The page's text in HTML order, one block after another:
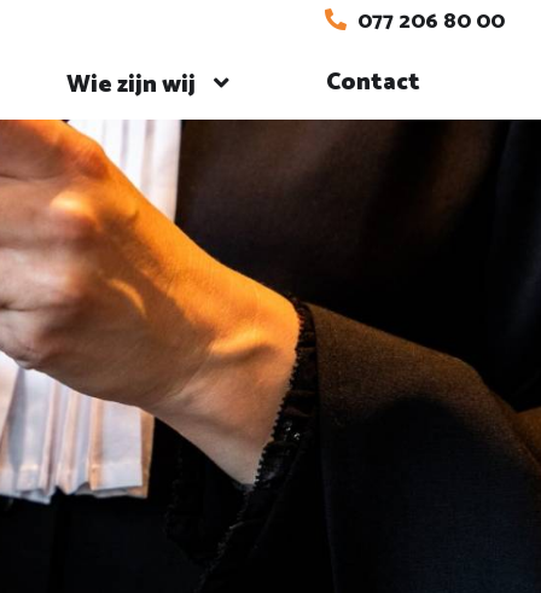
077 206 80 00
Wie zijn wij Contact